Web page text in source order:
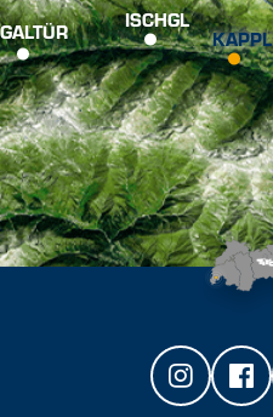
GALTÜR ISCHGL
KAPPL